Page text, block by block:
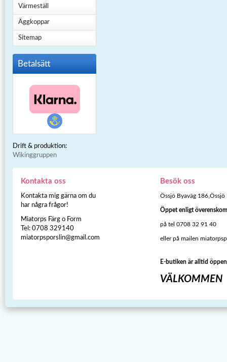
Värmeställ
Äggkoppar
Sitemap
Betalsätt
Drift & produktion:
Wikinggruppen
Kontakta oss
Kontakta mig gärna om du
har några frågor!
Miatorps Färg o Form
Tel: 0708 329140
miatorpsporslin@gmail.com
Besök oss
Össjö Byaväg 186,Össjö
Öppet enligt
på tel 0708 32 91 40
eller på mailen
E-butiken är alltid öppen
VÄLKOMMEN